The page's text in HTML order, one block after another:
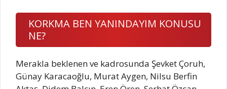
KORKMA BEN YANINDAYIM KONUSU
NE?
Merakla beklenen ve kadrosunda Şevket Çoruh,
Günay Karacaoğlu, Murat Aygen, Nilsu Berfin